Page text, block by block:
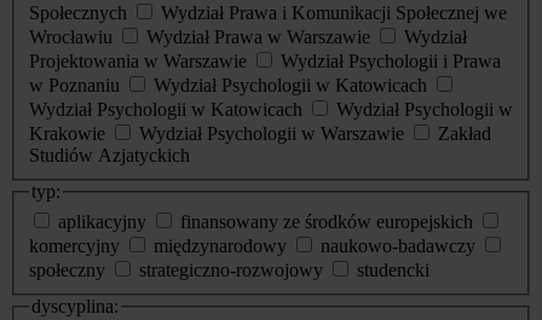
Społecznych
Wydział Prawa i Komunikacji Społecznej we
Wrocławiu
Wydział Prawa w Warszawie
Wydział
Projektowania w Warszawie
Wydział Psychologii i Prawa
w Poznaniu
Wydział Psychologii w Katowicach
Wydział Psychologii w Katowicach
Wydział Psychologii w
Krakowie
Wydział Psychologii w Warszawie
Zakład
Studiów Azjatyckich
typ:
aplikacyjny
finansowany ze środków europejskich
komercyjny
międzynarodowy
naukowo-badawczy
społeczny
strategiczno-rozwojowy
studencki
dyscyplina: